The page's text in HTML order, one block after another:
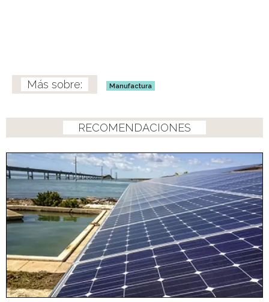
Manufactura
RECOMENDACIONES